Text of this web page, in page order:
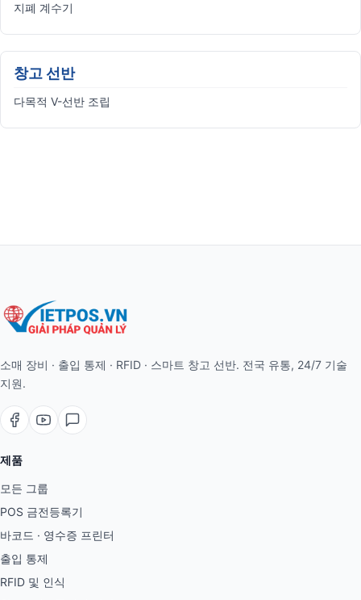
지폐 계수기
창고 선반
다목적 V-선반 조립
소매 장비 · 출입 통제 · RFID · 스마트 창고 선반. 전국 유통, 24/7 기술
지원.
제품
모든 그룹
POS 금전등록기
바코드 · 영수증 프린터
출입 통제
RFID 및 인식